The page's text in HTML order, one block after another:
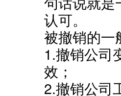
认可。
被撤销的一
1.撤销公司
效；
2.撤销公司